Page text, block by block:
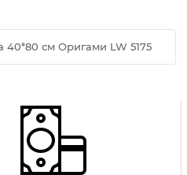
см Оригами LW 5175